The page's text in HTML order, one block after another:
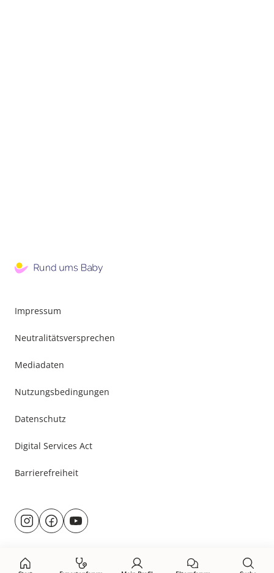
Impressum
Neutralitätsversprechen
Mediadaten
Nutzungsbedingungen
Datenschutz
Digital Services Act
Barrierefreiheit
Besuche
uns@rund.ums.baby
facebook.com/rundumsbaby.de
youtube.com/@rundumsbaby_